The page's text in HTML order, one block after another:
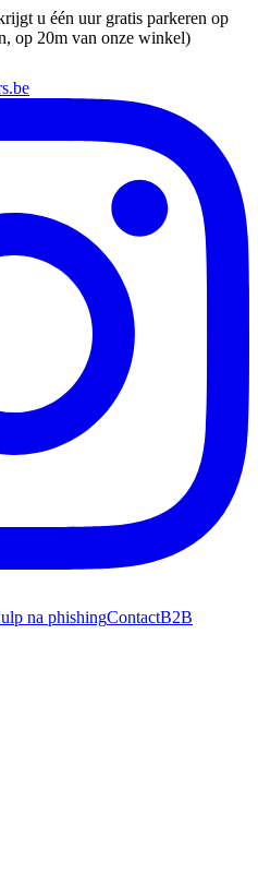
u één uur gratis parkeren op
op 20m van onze winkel)
na phishingContactB2B